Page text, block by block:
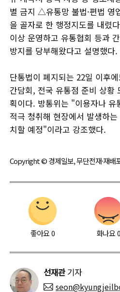
별 금지 △유통망 불법·편법 영
을 골자로 한 행정지도를 내렸
이상 운영하고 유통협회 등과
방지를 당부해왔다고 설명했다.
단통법이 폐지되는 22일 이후
간담회, 전국 유통점 준비 상황
획이다. 방통위는 "이용자나 유
적극 청취해 현장에서 발생하
치할 예정"이라고 강조했다.
Copyright © 경제일보, 무단전재·재배
좋아요0 화나요0
선재관 기자